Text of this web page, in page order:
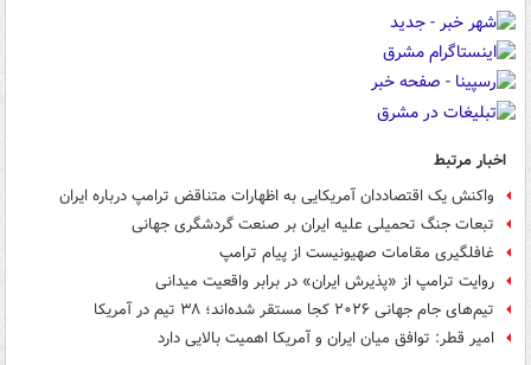
اخبار مرتبط
واکنش یک اقتصاددان آمریکایی به اظهارات متناقض ترامپ درباره ایران
تبعات جنگ تحمیلی علیه ایران بر صنعت گردشگری جهانی
غافلگیری مقامات صهیونیست از پیام ترامپ
روایت ترامپ از «پذیرش ایران» در برابر واقعیت میدانی
تیم‌های جام جهانی ۲۰۲۶ کجا مستقر شده‌اند؛ ۳۸ تیم در آمریکا
امیر قطر: توافق میان ایران و آمریکا اهمیت بالایی دارد